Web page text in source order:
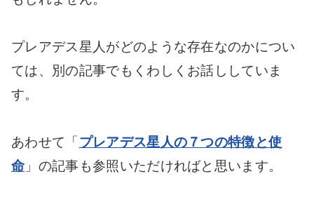
プレアデス星人がどのような存在なのかについ
ては、別の記事でもくわしくお話ししていま
す。
あわせて「プレアデス星人の７つの特徴と使
命 」の記事も参照いただければと思います。